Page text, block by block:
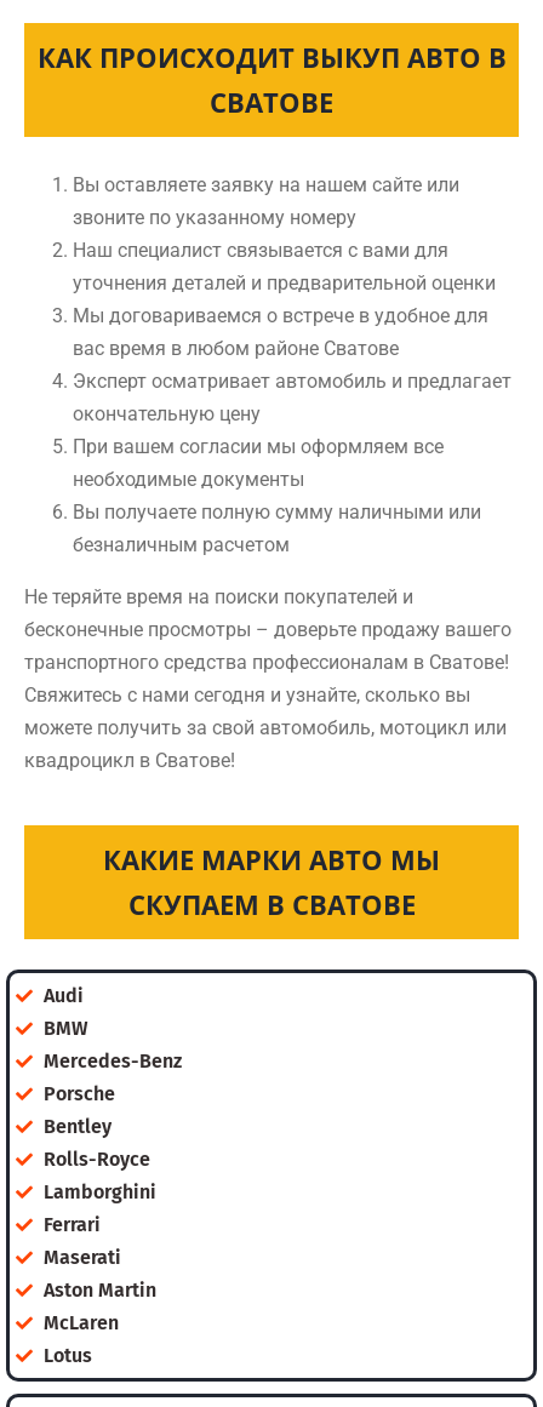
КАК ПРОИСХОДИТ ВЫКУП АВТО В
СВАТОВЕ
Вы оставляете заявку на нашем сайте или
звоните по указанному номеру
Наш специалист связывается с вами для
уточнения деталей и предварительной оценки
Мы договариваемся о встрече в удобное для
вас время в любом районе Сватове
Эксперт осматривает автомобиль и предлагает
окончательную цену
При вашем согласии мы оформляем все
необходимые документы
Вы получаете полную сумму наличными или
безналичным расчетом
Не теряйте время на поиски покупателей и
бесконечные просмотры – доверьте продажу вашего
транспортного средства профессионалам в Сватове!
Свяжитесь с нами сегодня и узнайте, сколько вы
можете получить за свой автомобиль, мотоцикл или
квадроцикл в Сватове!
КАКИЕ МАРКИ АВТО МЫ
СКУПАЕМ В СВАТОВЕ
Audi
BMW
Mercedes-Benz
Porsche
Bentley
Rolls-Royce
Lamborghini
Ferrari
Maserati
Aston Martin
McLaren
Lotus